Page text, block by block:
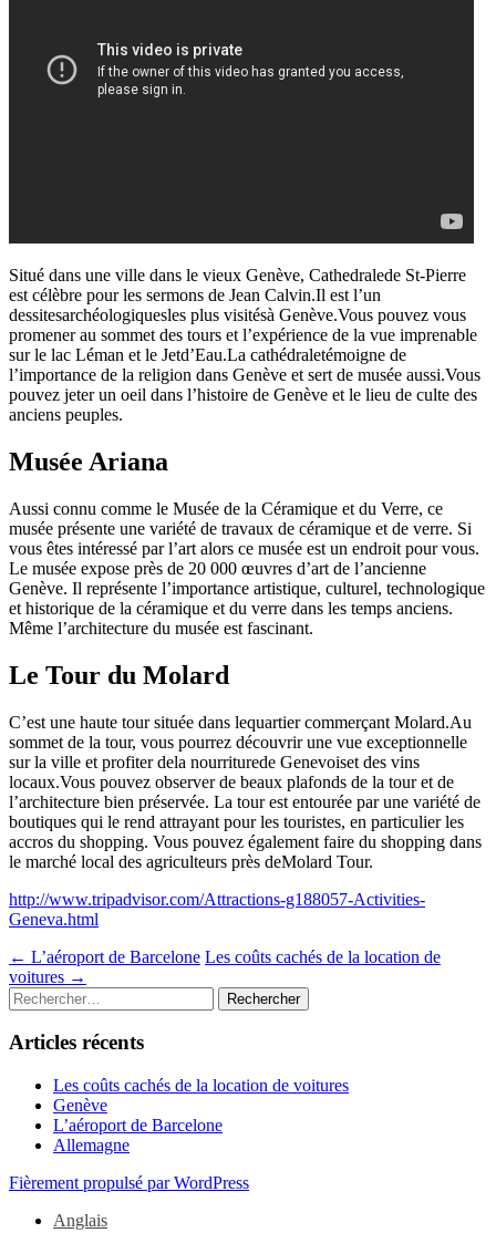
Situé dans une ville dans le vieux Genève, Cathedralede St-Pierre
est célèbre pour les sermons de Jean Calvin.Il est l’un
dessitesarchéologiquesles plus visitésà Genève.Vous pouvez vous
promener au sommet des tours et l’expérience de la vue imprenable
sur le lac Léman et le Jetd’Eau.La cathédraletémoigne de
l’importance de la religion dans Genève et sert de musée aussi.Vous
pouvez jeter un oeil dans l’histoire de Genève et le lieu de culte des
anciens peuples.
Musée Ariana
Aussi connu comme le Musée de la Céramique et du Verre, ce
musée présente une variété de travaux de céramique et de verre. Si
vous êtes intéressé par l’art alors ce musée est un endroit pour vous.
Le musée expose près de 20 000 œuvres d’art de l’ancienne
Genève. Il représente l’importance artistique, culturel, technologique
et historique de la céramique et du verre dans les temps anciens.
Même l’architecture du musée est fascinant.
Le Tour du Molard
C’est une haute tour située dans lequartier commerçant Molard.Au
sommet de la tour, vous pourrez découvrir une vue exceptionnelle
sur la ville et profiter dela nourriturede Genevoiset des vins
locaux.Vous pouvez observer de beaux plafonds de la tour et de
l’architecture bien préservée. La tour est entourée par une variété de
boutiques qui le rend attrayant pour les touristes, en particulier les
accros du shopping. Vous pouvez également faire du shopping dans
le marché local des agriculteurs près deMolard Tour.
http://www.tripadvisor.com/Attractions-g188057-Activities-
Geneva.html
Navigation
des
articles
← L’aéroport de Barcelone Les coûts cachés de la location de
voitures →
Rechercher :
Articles récents
Les coûts cachés de la location de voitures
Genève
L’aéroport de Barcelone
Allemagne
Fièrement propulsé par WordPress
Anglais